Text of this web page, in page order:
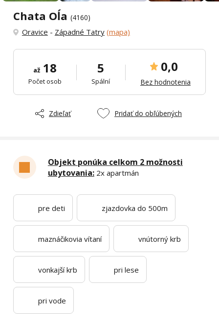
Chata Oĺa (4160)
Oravice - Západné Tatry (mapa)
až 18
Počet osob
5
Spální
0,0
Bez hodnotenia
Zdieľať Pridať do obľúbených
Objekt ponúka celkom 2 možnosti
ubytovania: 2x apartmán
pre deti zjazdovka do 500m
maznáčikovia vítaní vnútorný krb
vonkajší krb pri lese
pri vode